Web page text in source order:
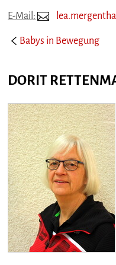
E-Mail:
Babys in Bewegung
DORIT